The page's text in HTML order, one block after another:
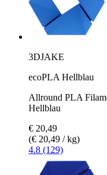
3DJAKE
ecoPLA Hellblau
Allround PLA
Hellblau
€ 20,49
(€ 20,49 / kg)
4.8 (129)